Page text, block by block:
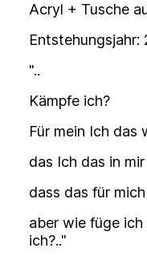
Acryl + Tusche
Entstehungsjahr:
"..
Kämpfe ich?
Für mein Ich das
das Ich das in
dass das für
aber wie füge
ich?.."